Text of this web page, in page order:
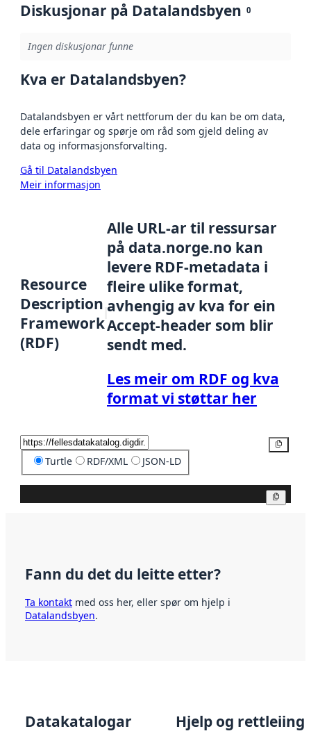
Diskusjonar på Datalandsbyen 0
Ingen diskusjonar funne
Kva er Datalandsbyen?
Datalandsbyen er vårt nettforum der du kan be om data,
dele erfaringar og spørje om råd som gjeld deling av
data og informasjonsforvalting.
Gå til Datalandsbyen
Meir informasjon
Resource
Description
Framework
(RDF)
Alle URL-ar til ressursar
på data.norge.no kan
levere RDF-metadata i
fleire ulike format,
avhengig av kva for ein
Accept-header som blir
sendt med.
Les meir om RDF og kva
format vi støttar her
Turtle RDF/XML JSON-LD
Fann du det du leitte etter?
Ta kontakt med oss her, eller spør om hjelp i
Datalandsbyen.
Datakatalogar Hjelp og rettleiing